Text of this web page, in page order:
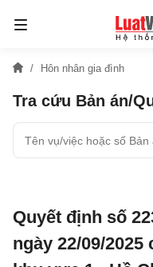
Hôn nhân gia đình
Tra cứu Bản án/
Quyết định số
ngày 22/09/2025